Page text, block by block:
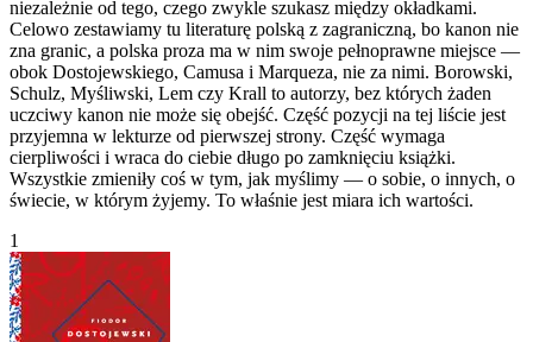
niezależnie od tego, czego zwykle szukasz między okładkami.
Celowo zestawiamy tu literaturę polską z zagraniczną, bo kanon nie
zna granic, a polska proza ma w nim swoje pełnoprawne miejsce —
obok Dostojewskiego, Camusa i Marqueza, nie za nimi. Borowski,
Schulz, Myśliwski, Lem czy Krall to autorzy, bez których żaden
uczciwy kanon nie może się obejść. Część pozycji na tej liście jest
przyjemna w lekturze od pierwszej strony. Część wymaga
cierpliwości i wraca do ciebie długo po zamknięciu książki.
Wszystkie zmieniły coś w tym, jak myślimy — o sobie, o innych, o
świecie, w którym żyjemy. To właśnie jest miara ich wartości.
1